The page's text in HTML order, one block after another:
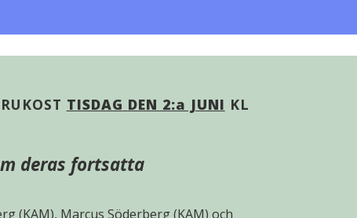
TISDAG DEN 2:a JUNI KL
deras fortsatta
(KAM), Marcus Söderberg (KAM) och